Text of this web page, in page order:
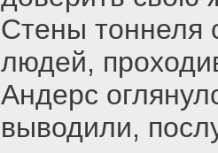
Стены тоннеля
людей,
Андерс
выводили,